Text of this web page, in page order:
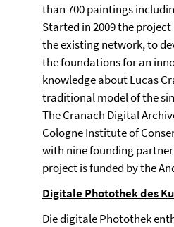
than 700 paintings
Started in 2009 the project
the existing network, to
the foundations for an
knowledge about Lucas
traditional model of the
The Cranach Digital
Cologne Institute of
with nine founding
project is funded by the
Digitale Photothek des
Die digitale Photothek